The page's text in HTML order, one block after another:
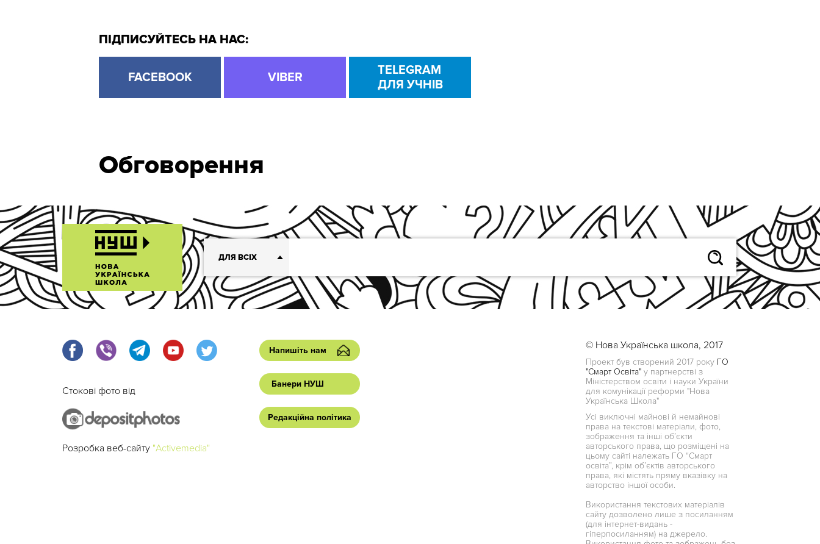
ПІДПИСУЙТЕСЬ НА НАС:
FACEBOOK VIBER
TELEGRAM
ДЛЯ УЧНІВ
Обговорення
ДЛЯ ВСІХ
Стокові фото від
Розробка веб-сайту "Activemedia"
Напишіть нам
Банери НУШ
Редакційна політика
© Нова Українська школа, 2017
Проект був створений 2017 року ГО
"Смарт Освіта" у партнерстві з
Міністерством освіти і науки України
для комунікації реформи "Нова
Українська Школа"
Усі виключні майнові й немайнові
права на текстові матеріали, фото,
зображення та інші об’єкти
авторського права, що розміщені на
цьому сайті належать ГО “Смарт
освіта”, крім об’єктів авторського
права, які містять пряму вказівку на
авторство іншої особи.
Використання текстових матеріалів
сайту дозволено лише з посиланням
(для інтернет-видань -
гіперпосиланням) на джерело.